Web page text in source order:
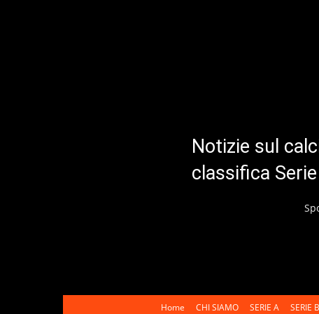
Notizie sul
classifica
Home CHI SIAMO SERIE A SERIE B